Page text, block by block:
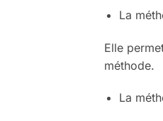
La
Elle
méthode.
La